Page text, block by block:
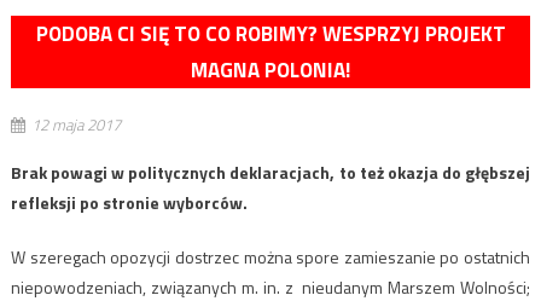
PODOBA CI SIĘ TO CO ROBIMY? WESPRZYJ PROJEKT
MAGNA POLONIA!
12 maja 2017
Brak powagi w politycznych deklaracjach, to też okazja do głębszej
refleksji po stronie wyborców.
W szeregach opozycji dostrzec można spore zamieszanie po ostatnich
niepowodzeniach, związanych m. in. z nieudanym Marszem Wolności;